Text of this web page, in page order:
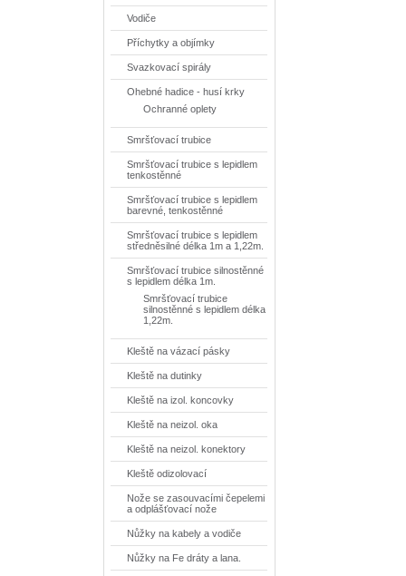
Vodiče
Příchytky a objímky
Svazkovací spirály
Ohebné hadice - husí krky
Ochranné oplety
Smršťovací trubice
Smršťovací trubice s lepidlem
tenkostěnné
Smršťovací trubice s lepidlem
barevné, tenkostěnné
Smršťovací trubice s lepidlem
středněsilné délka 1m a 1,22m.
Smršťovací trubice silnostěnné
s lepidlem délka 1m.
Smršťovací trubice
silnostěnné s lepidlem délka
1,22m.
Kleště na vázací pásky
Kleště na dutinky
Kleště na izol. koncovky
Kleště na neizol. oka
Kleště na neizol. konektory
Kleště odizolovací
Nože se zasouvacími čepelemi
a odplášťovací nože
Nůžky na kabely a vodiče
Nůžky na Fe dráty a lana.